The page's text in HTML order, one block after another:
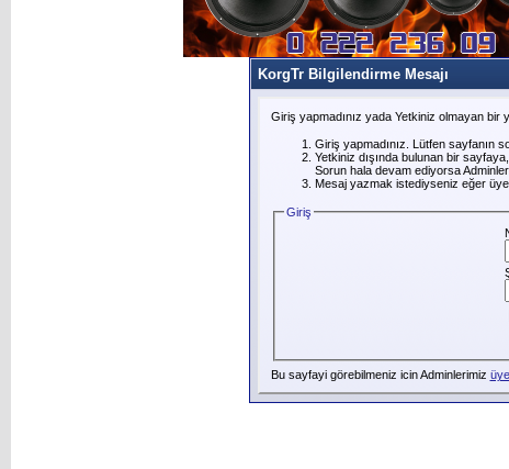
KorgTr Bilgilendirme Mesajı
Giriş yapmadınız yada Yetkiniz olmayan bir
Giriş yapmadınız. Lütfen sayfanın
Yetkiniz dışında bulunan bir
Sorun hala devam ediyorsa
Mesaj yazmak istediyseniz eğer
Giriş
Bu sayfayi görebilmeniz icin Adminlerimiz üye